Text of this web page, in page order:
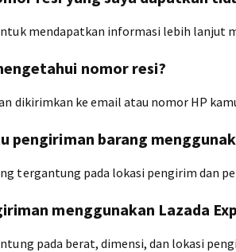
mendapatkan informasi lebih lanjut
nomor resi?
dikirimkan ke email atau nomor HP
pengiriman barang
tergantung pada lokasi pengirim dan
menggunakan Lazada
pada berat, dimensi, dan lokasi